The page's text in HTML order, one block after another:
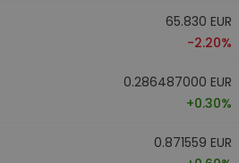
65.830 EUR
-2.20%
0.286487000 EUR
+0.30%
0.871559 EUR